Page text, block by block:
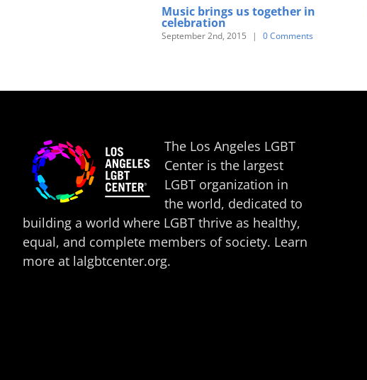
Music brings us together in
celebration
September 2nd, 2015 | 0 Comments
The Los Angeles LGBT
Center is the largest
LGBT organization in
the world, dedicated to
building a world where LGBT thrive as healthy,
equal, and complete members of society. Learn
more at lalgbtcenter.org.